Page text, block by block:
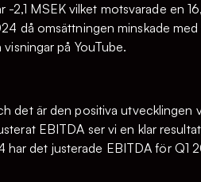
MSEK vilket motsvarade en
då omsättningen minskade
på YouTube.
det är den positiva utvecklingen
EBITDA ser vi en klar
det justerade EBITDA för Q1